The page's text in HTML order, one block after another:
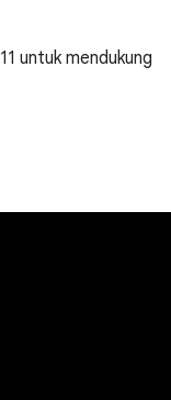
untuk mendukung